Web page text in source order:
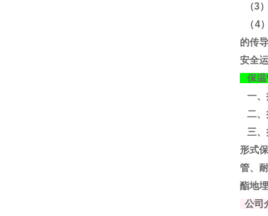
（3
（4
的传
安全
保温
一、
二、
三、
形式
管、
酯地
公司